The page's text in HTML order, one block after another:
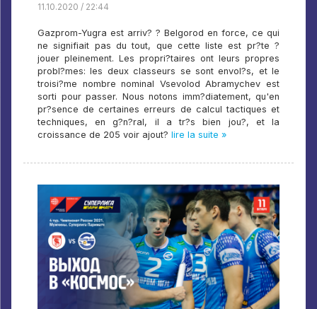
11.10.2020 / 22:44
Gazprom-Yugra est arriv? ? Belgorod en force, ce qui
ne signifiait pas du tout, que cette liste est pr?te ?
jouer pleinement. Les propri?taires ont leurs propres
probl?mes: les deux classeurs se sont envol?s, et le
troisi?me nombre nominal Vsevolod Abramychev est
sorti pour passer. Nous notons imm?diatement, qu'en
pr?sence de certaines erreurs de calcul tactiques et
techniques, en g?n?ral, il a tr?s bien jou?, et la
croissance de 205 voir ajout? lire la suite »